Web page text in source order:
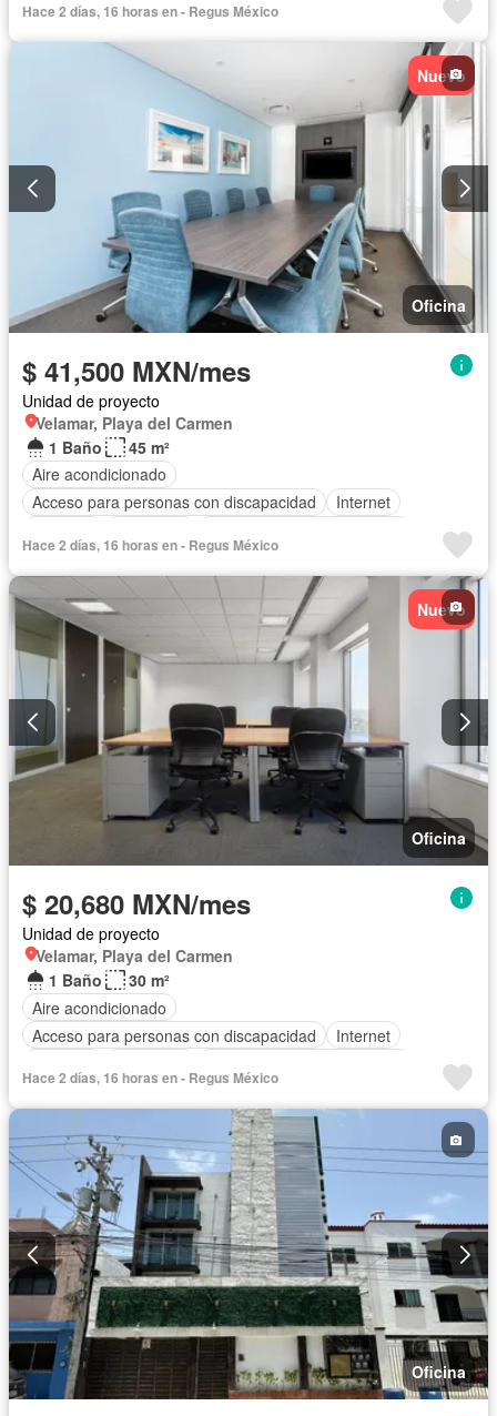
Hace 2 días, 16 horas en - Regus México
Nuevo
Oficina
$ 41,500 MXN/mes
Unidad de proyecto
Velamar, Playa del Carmen
1 Baño
45 m²
Aire acondicionado
Acceso para personas con discapacidad
Internet
Hace 2 días, 16 horas en - Regus México
Nuevo
Oficina
$ 20,680 MXN/mes
Unidad de proyecto
Velamar, Playa del Carmen
1 Baño
30 m²
Aire acondicionado
Acceso para personas con discapacidad
Internet
Hace 2 días, 16 horas en - Regus México
Oficina